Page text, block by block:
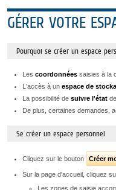
GÉRER VOTRE
Pourquoi se créer un espace
Les coordonnées saisies à la
L'accès à un espace de
La possibilité de suivre l'état
De plus, certaines demandes,
Se créer un espace personnel
Cliquez sur le bouton Créer
Sur la page d'accueil, cliquez
Les zones de saisie